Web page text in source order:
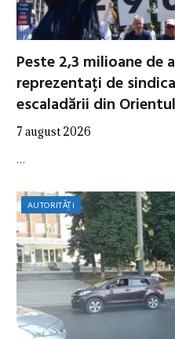
Peste 2,3 milioane de
reprezentați de
escaladării din
7 august 2026
…
AUTORITĂȚI